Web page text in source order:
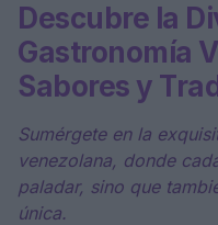
Descubre la
Gastronomía
Sabores y
Sumérgete en la
venezolana, donde
paladar, sino que
única.